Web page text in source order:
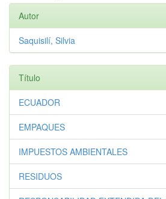
Autor
Saquisilí, Silvia
Título
ECUADOR
EMPAQUES
IMPUESTOS AMBIENTALES
RESIDUOS